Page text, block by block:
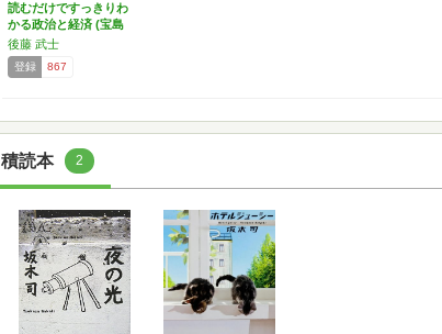
読むだけですっきりわ
かる政治と経済 (宝島
S…
後藤 武士
登録 867
積読本 2